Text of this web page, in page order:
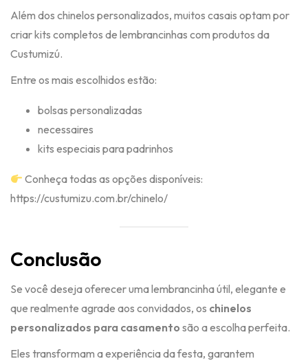
Além dos chinelos personalizados, muitos casais optam por
criar kits completos de lembrancinhas com produtos da
Custumizú.
Entre os mais escolhidos estão:
bolsas personalizadas
necessaires
kits especiais para padrinhos
Conheça todas as opções disponíveis:
https://custumizu.com.br/chinelo/
Conclusão
Se você deseja oferecer uma lembrancinha útil, elegante e
que realmente agrade aos convidados, os chinelos
personalizados para casamento são a escolha perfeita.
Eles transformam a experiência da festa, garantem